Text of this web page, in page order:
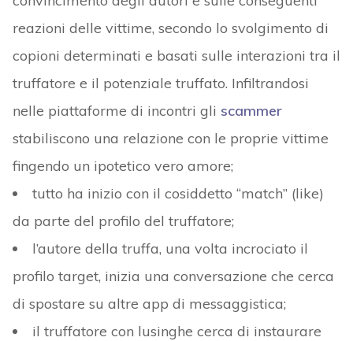
reazioni delle vittime, secondo lo svolgimento di
copioni determinati e basati sulle interazioni tra il
truffatore e il potenziale truffato. Infiltrandosi
nelle piattaforme di incontri gli scammer
stabiliscono una relazione con le proprie vittime
fingendo un ipotetico vero amore;
tutto ha inizio con il cosiddetto “match” (like)
da parte del profilo del truffatore;
l’autore della truffa, una volta incrociato il
profilo target, inizia una conversazione che cerca
di spostare su altre app di messaggistica;
il truffatore con lusinghe cerca di instaurare